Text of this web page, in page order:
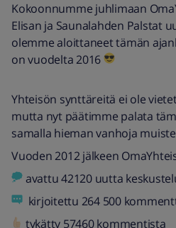
Kokoonnumme juhlimaan
Elisan ja Saunalahden Palstat
olemme aloittaneet tämän
on vuodelta 2016
Yhteisön synttäreitä ei ole
mutta nyt päätimme palata
samalla hieman vanhoja
Vuoden 2012 jälkeen
avattu 42120 uutta
kirjoitettu 264 500
tykätty 57460 kommentista